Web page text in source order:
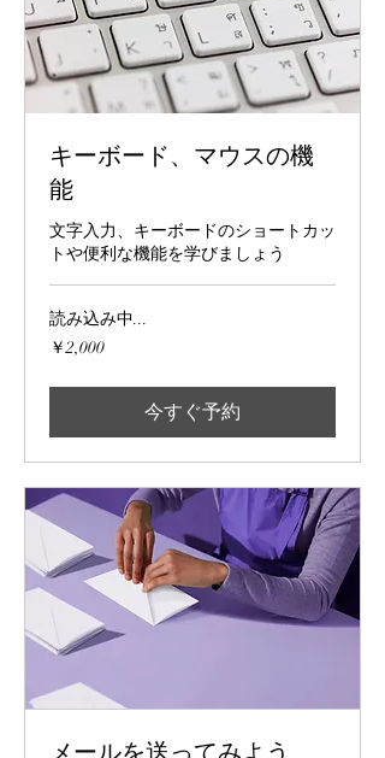
キーボード、マウスの機
能
文字入力、キーボードのショートカッ
トや便利な機能を学びましょう
読み込み中...
2,000
円
￥2,000
今すぐ予約
メールを送ってみよう